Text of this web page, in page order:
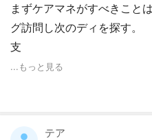
まずケアマネがすべきこと
グ訪問し次のディを探す。
支
...もっと見る
テア